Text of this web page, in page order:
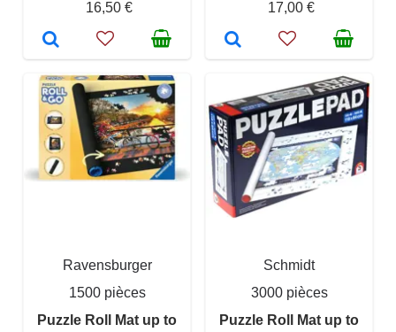
16,50 € 17,00 €
Ravensburger
1500 pièces
Puzzle Roll Mat up to
Schmidt
3000 pièces
Puzzle Roll Mat up to